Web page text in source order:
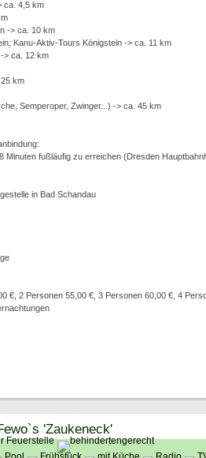
ca. 4,5 km
-> ca. 10 km
Kanu-Aktiv-Tours Königstein -> ca. 11 km
> ca. 12 km
km
Semperoper, Zwinger...) -> ca. 45 km
Minuten fußläufig zu erreichen (Dresden
in Bad Schandau
€, 2 Personen 55,00 €, 3 Personen 60,00 €, 4
'Zaukeneck'